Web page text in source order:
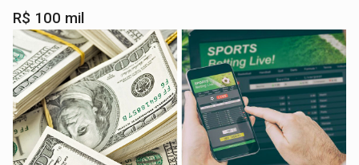
R$ 100 mil